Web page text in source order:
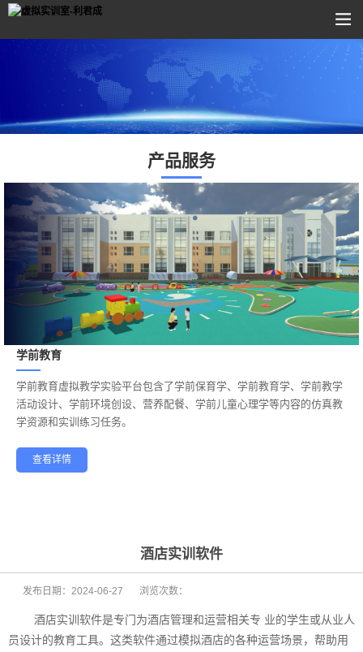
产品服务
学前教育
——
学前教育虚拟教学实验平台包含了学前保育学、学前教育学、学前教学
活动设计、学前环境创设、营养配餐、学前儿童心理学等内容的仿真教
学资源和实训练习任务。
查看详情
酒店实训软件
发布日期： 2024-06-27 浏览次数：
酒店实训软件是专门为酒店管理和运营相关专 业的学生或从业人
员设计的教育工具。这类软件通过模拟酒店的各种运营场景，帮助用